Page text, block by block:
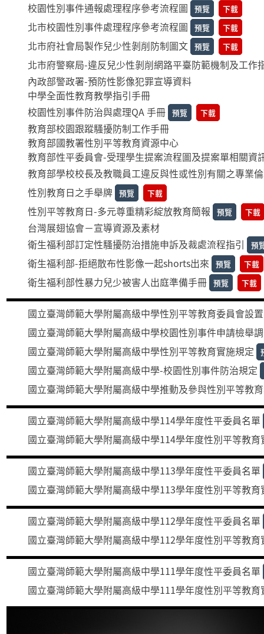
校園性別事件通報處理程序參考流程圖 預覽 下載
北市校園性別事件處理程序參考流程圖 預覽 下載
北市府社會局製作兒少性剝削防制圖文 預覽 下載
北市府警察局-違反兒少性剝削網路平臺防範機制及工作
內政部警政署-預防性影像犯罪宣導資料
中學全面性教育教學指引手冊
校園性別事件防治與處理QA 手冊 預覽 下載
教育部校園跟蹤騷擾防制工作手冊
教育部國教署性別平等教育資源中心
教育部性平委員會-受理學生提案流程圖及提案單相關資
教育部學校校長及教職員工違反與性或性別有關之專業
性別教育日之手舉牌 預覽 下載
性別平等教育日-多元尊重精彩綻放教育簡報 預覽 下載
台灣展翅協會－宣導資源及素材
衛生福利部訂定性騷擾防治措施申訴及裁處流程指引
預
衛生福利部-拒絕散布性影像一起shorts出來 預覽 下載
衛生福利部性暴力兒少被害人出庭準備手冊 預覽 下載
國立臺灣師範大學附屬高級中學性別平等教育委員會設
國立臺灣師範大學附屬高級中學校園性別事件申請檢舉
國立臺灣師範大學附屬高級中學性別平等教育實施規定
國立臺灣師範大學附屬高級中學-校園性別事件防治規定
國立臺灣師範大學附屬高級中學推動及參與性別平等教
國立臺灣師範大學附屬高級中學114學年度性平委員名單
國立臺灣師範大學附屬高級中學114學年度性別平等教育
國立臺灣師範大學附屬高級中學113學年度性平委員名單
國立臺灣師範大學附屬高級中學113學年度性別平等教育
國立臺灣師範大學附屬高級中學112學年度性平委員名單
國立臺灣師範大學附屬高級中學112學年度性別平等教育
國立臺灣師範大學附屬高級中學111學年度性平委員名單
國立臺灣師範大學附屬高級中學111學年度性別平等教育